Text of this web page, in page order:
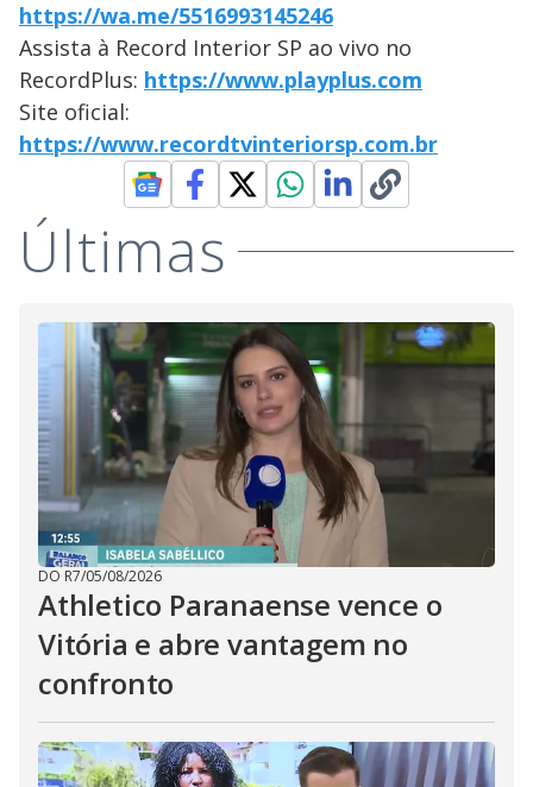
https://wa.me/5516993145246
Assista à Record Interior SP ao vivo no
RecordPlus: https://www.playplus.com
Site oficial:
https://www.recordtvinteriorsp.com.br
Últimas
DO R7/05/08/2026
Athletico Paranaense vence o
Vitória e abre vantagem no
confronto